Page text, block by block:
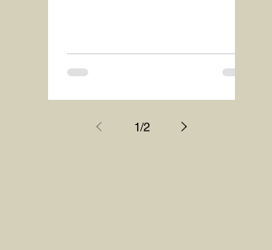
1/2